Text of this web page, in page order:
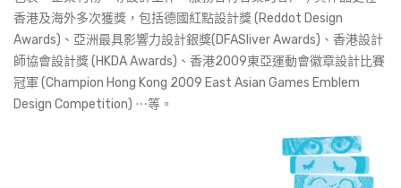
香港及海外多次獲獎，包括德國紅點設計獎 (Reddot Design
Awards)、亞洲最具影響力設計銀獎(DFASliver Awards)、香港設計
師協會設計獎 (HKDA Awards)、香港2009東亞運動會徽章設計比賽
冠軍 (Champion Hong Kong 2009 East Asian Games Emblem
Design Competition) ⋯等。